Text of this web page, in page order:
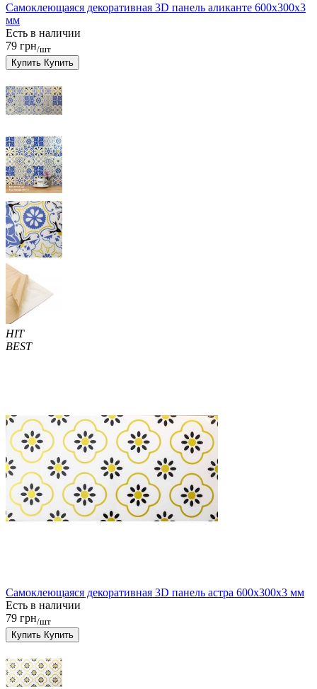
Самоклеющаяся декоративная 3D панель аликанте 600x300x3
мм
Есть в наличии
79 грн/шт
Купить Купить
HIT
BEST
Самоклеющаяся декоративная 3D панель астра 600x300x3 мм
Есть в наличии
79 грн/шт
Купить Купить